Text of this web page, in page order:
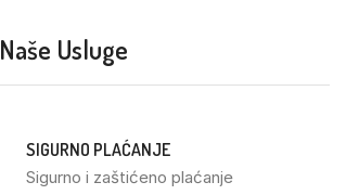
Naše Usluge
SIGURNO PLAĆANJE
Sigurno i zaštićeno plaćanje